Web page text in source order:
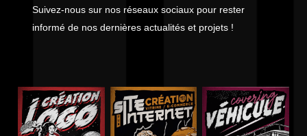
Suivez-nous sur nos réseaux sociaux pour rester
informé de nos dernières actualités et projets !